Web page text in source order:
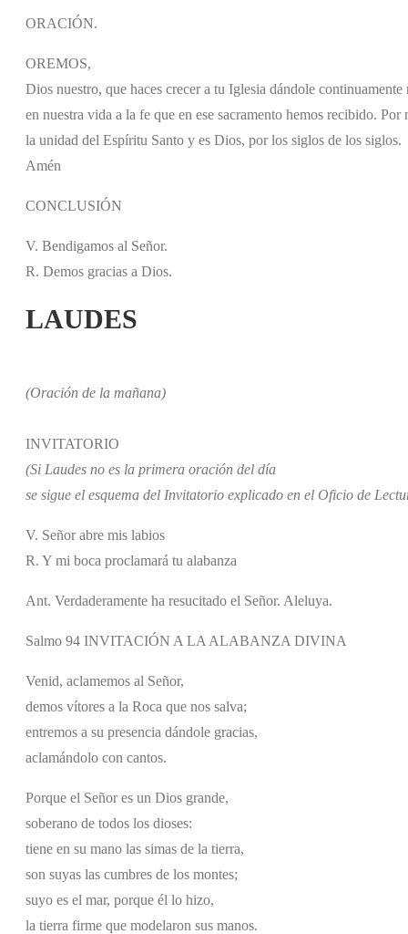
ORACIÓN.
OREMOS,
Dios nuestro, que haces crecer a tu Iglesia dándole
en nuestra vida a la fe que en ese sacramento hemos recibido.
la unidad del Espíritu Santo y es Dios, por los siglos de los siglos.
Amén
CONCLUSIÓN
V. Bendigamos al Señor.
R. Demos gracias a Dios.
LAUDES
(Oración de la mañana)
INVITATORIO
(Si Laudes no es la primera oración del día
se sigue el esquema del Invitatorio explicado en el Oficio de
V. Señor abre mis labios
R. Y mi boca proclamará tu alabanza
Ant. Verdaderamente ha resucitado el Señor. Aleluya.
Salmo 94 INVITACIÓN A LA ALABANZA DIVINA
Venid, aclamemos al Señor,
demos vítores a la Roca que nos salva;
entremos a su presencia dándole gracias,
aclamándolo con cantos.
Porque el Señor es un Dios grande,
soberano de todos los dioses:
tiene en su mano las simas de la tierra,
son suyas las cumbres de los montes;
suyo es el mar, porque él lo hizo,
la tierra firme que modelaron sus manos.